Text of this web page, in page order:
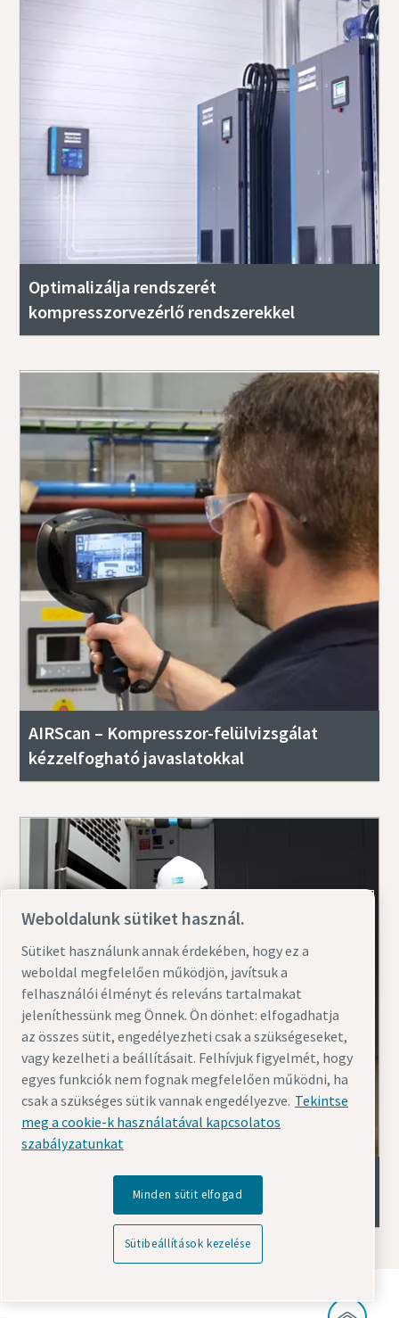
Optimalizálja rendszerét
kompresszorvezérlő rendszerekkel
AIRScan – Kompresszor-felülvizsgálat
kézzelfogható javaslatokkal
Energia-visszanyerés GA
olajbefecskendezéses kompresszorokhoz
Weboldalunk sütiket használ.
Sütiket használunk annak érdekében, hogy ez a
weboldal megfelelően működjön, javítsuk a
felhasználói élményt és releváns tartalmakat
jeleníthessünk meg Önnek. Ön dönhet: elfogadhatja
az összes sütit, engedélyezheti csak a szükségeseket,
vagy kezelheti a beállításait. Felhívjuk figyelmét, hogy
egyes funkciók nem fognak megfelelően működni, ha
csak a szükséges sütik vannak engedélyezve. Tekintse
meg a cookie-k használatával kapcsolatos
szabályzatunkat
Minden sütit elfogad
Sütibeállítások kezelése